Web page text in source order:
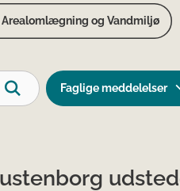
Arealomlægning og Vandmiljø
Faglige meddelelser